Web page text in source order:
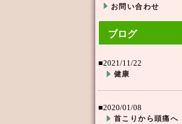
お問い合わせ
ブログ
■2021/11/22
健康
■2020/01/08
首こりから頭痛へ